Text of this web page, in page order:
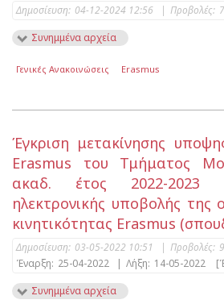
Δημοσίευση: 04-12-2024 12:56 | Προβολές:
Συνημμένα αρχεία
Γενικές Ανακοινώσεις Erasmus
Έγκριση μετακίνησης
Erasmus του Τμήματος
ακαδ. έτος 2022-2023
ηλεκτρονικής υποβολής της
κινητικότητας Erasmus
Δημοσίευση: 03-05-2022 10:51 | Προβολές:
Έναρξη: 25-04-2022 | Λήξη: 14-05-2022
Συνημμένα αρχεία